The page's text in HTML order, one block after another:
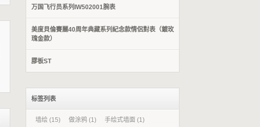
万国飞行员系列IW502001腕表
美度貝倫賽麗40周年典藏系列紀念款情侶對表（鍍玫
瑰金款）
膠板ST
标签列表
墙绘 (15) 做涂鸦 (1) 手绘式墙面 (1)